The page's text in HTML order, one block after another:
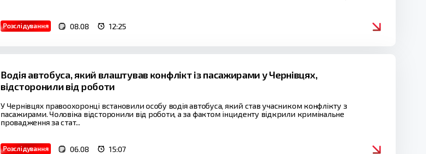
Розслідування 08.08 12:25
Водія автобуса, який влаштував конфлікт із пасажирами у Чернівцях,
відсторонили від роботи
У Чернівцях правоохоронці встановили особу водія автобуса, який став учасником конфлікту з
пасажирами. Чоловіка відсторонили від роботи, а за фактом інциденту відкрили кримінальне
провадження за стат...
Розслідування 06.08 15:07